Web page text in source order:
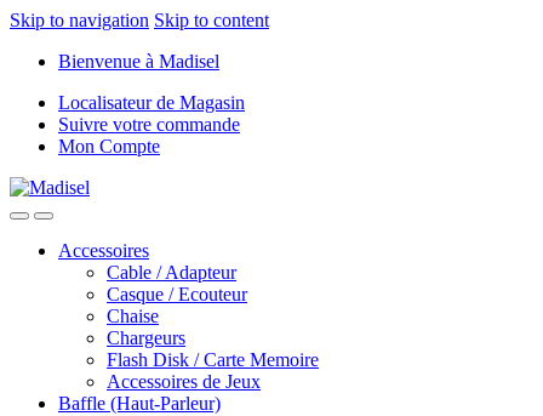
Skip to navigation Skip to content
Bienvenue à Madisel
Localisateur de Magasin
Suivre votre commande
Mon Compte
Accessoires
Cable / Adapteur
Casque / Ecouteur
Chaise
Chargeurs
Flash Disk / Carte Memoire
Accessoires de Jeux
Baffle (Haut-Parleur)